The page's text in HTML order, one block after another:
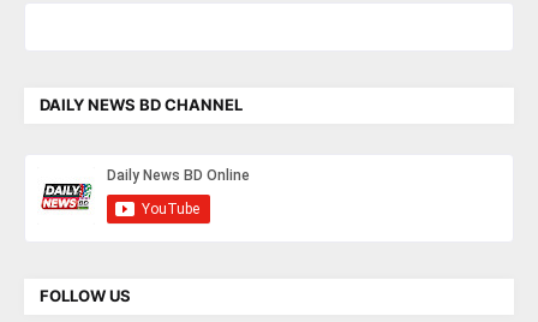
DAILY NEWS BD CHANNEL
FOLLOW US